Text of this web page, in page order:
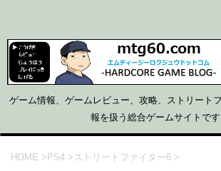
ゲーム情報、ゲームレビュー、攻略、ストリート
報を扱う総合ゲームサイトです
HOME >PS4 > ストリートファイター6 >